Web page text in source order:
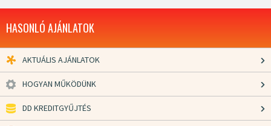
HASONLÓ AJÁNLATOK
AKTUÁLIS AJÁNLATOK
HOGYAN MŰKÖDÜNK
DD KREDITGYŰJTÉS